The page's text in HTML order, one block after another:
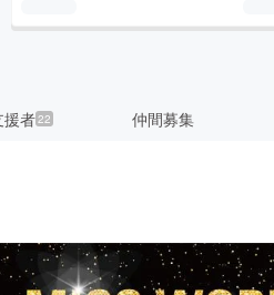
援者22 仲間募集